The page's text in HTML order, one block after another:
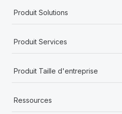
Produit Solutions
Produit Services
Produit Taille d'entreprise
Ressources